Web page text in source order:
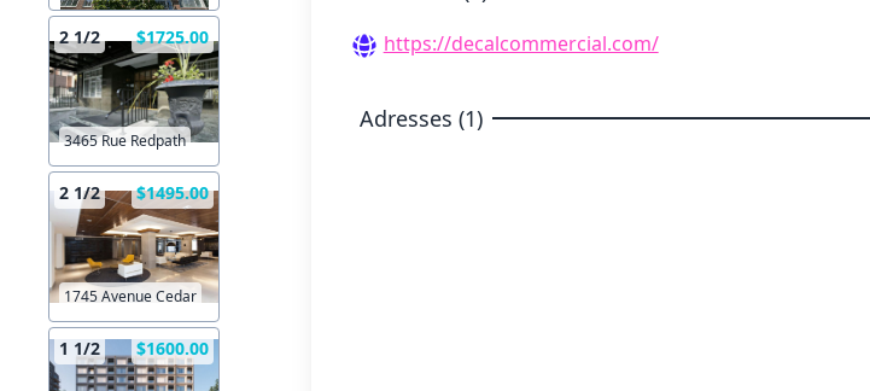
2 1/2 $1725.00
3465 Rue Redpath
2 1/2 $1495.00
1745 Avenue Cedar
1 1/2 $1600.00
https://decalcommercial.com/
Adresses (1)